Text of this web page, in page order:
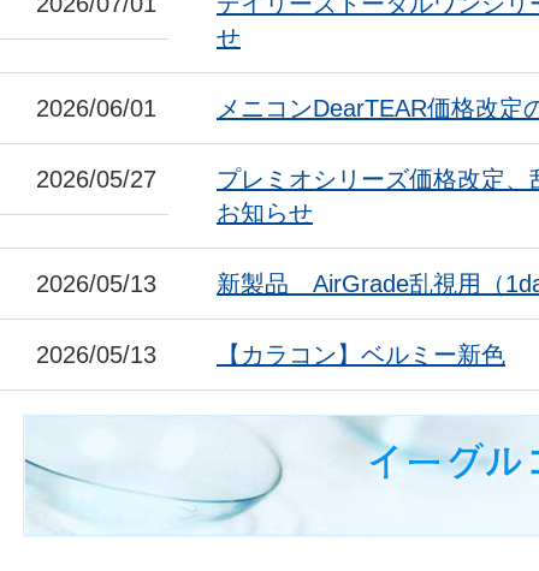
せ
2026/06/01 メニコンDearTEAR価格改定
2026/05/27
プレミオシリーズ価格改定
お知らせ
2026/05/13 新製品 AirGrade乱視用（
2026/05/13 【カラコン】ベルミー新色